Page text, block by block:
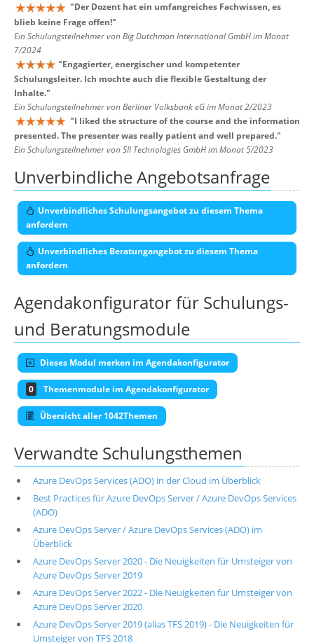
"Der Dozent hat ein umfangreiches Fachwissen, es
blieb keine Frage offen!"
Ein Schulungsteilnehmer von Big Dutchman International GmbH im Monat
7/2024
"Engagierter, energischer und kompetenter
Schulungsleiter. Ich mochte auch die flexible Gestaltung der
Inhalte."
Ein Schulungsteilnehmer von Berliner Volksbank eG im Monat 2/2023
"I liked the structure of the course and the information
presented. The presenter was really patient and well prepared."
Ein Schulungsteilnehmer von SII Technologies GmbH im Monat 5/2023
Unverbindliche Angebotsanfrage
Unverbindliches Schulungsangebot zu diesem Thema
anfordern
Unverbindliches Beratungangebot zu diesem Thema
anfordern
Agendakonfigurator für Schulungs-
und Beratungsmodule
Dieses Modul merken im Agendakonfigurator
0 Themenmodule im Agendakonfigurator
Übersicht aller 1042Themen
Verwandte Schulungsthemen
Azure DevOps Services (ADO) in der Cloud im Überblick
Best Practices für Azure DevOps Server / Azure DevOps Services
(ADO)
Azure DevOps Server / Azure DevOps Services (ADO) im
Überblick
Azure DevOps Server 2020 - Die Neuigkeiten für Umsteiger von
Azure DevOps Server 2019
Azure DevOps Server 2022 - Die Neuigkeiten für Umsteiger von
Azure DevOps Server 2020
Azure DevOps Server 2019 (alias TFS 2019) - Die Neuigkeiten für
Umsteiger von TFS 2018